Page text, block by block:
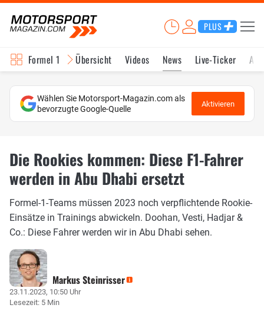
PLUS
Formel 1 Übersicht Videos News Live-Ticker
Wählen Sie Motorsport-Magazin.com als
bevorzugte Google-Quelle
Aktivieren
Die Rookies kommen: Diese F1-Fahrer
werden in Abu Dhabi ersetzt
Formel-1-Teams müssen 2023 noch verpflichtende Rookie-
Einsätze in Trainings abwickeln. Doohan, Vesti, Hadjar &
Co.: Diese Fahrer werden wir in Abu Dhabi sehen.
Markus Steinrisser
23.11.2023, 10:50 Uhr
Lesezeit: 5 Min